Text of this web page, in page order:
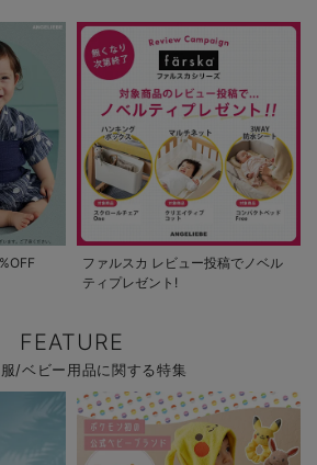
ファルスカ レビュー投稿でノベル
ティプレゼント!
FEATURE
/ベビー用品に関する特集